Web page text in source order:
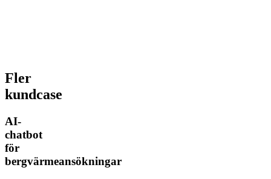
Fler
kundcase
AI-
chatbot
för
bergvärmeansökningar